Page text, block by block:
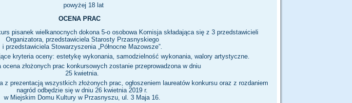
powyżej 18 lat
OCENA PRAC
pisanek wielkanocnych dokona 5-o osobowa Komisja składająca się z 3 przedstawicieli
Organizatora, przedstawiciela Starosty Przasnyskiego
i przedstawiciela Stowarzyszenia „Północne Mazowsze”.
kryteria oceny: estetykę wykonania, samodzielność wykonania, walory artystyczne.
ocena złożonych prac konkursowych zostanie przeprowadzona w dniu
25 kwietnia.
z prezentacją wszystkich złożonych prac, ogłoszeniem laureatów konkursu oraz z rozdaniem
nagród odbędzie się w dniu 26 kwietnia 2019 r.
w Miejskim Domu Kultury w Przasnyszu, ul. 3 Maja 16.